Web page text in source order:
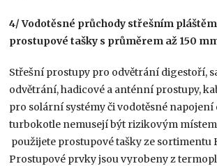
4/ Vodotěsné průchody střešním
prostupové tašky s průměrem až 150
Střešní prostupy pro odvětrání digestoří,
odvětrání, hadicové a anténní prostupy,
pro solární systémy či vodotěsné
turbokotle nemusejí být rizikovým
použijete prostupové tašky ze sortimentu
Prostupové prvky jsou vyrobeny z